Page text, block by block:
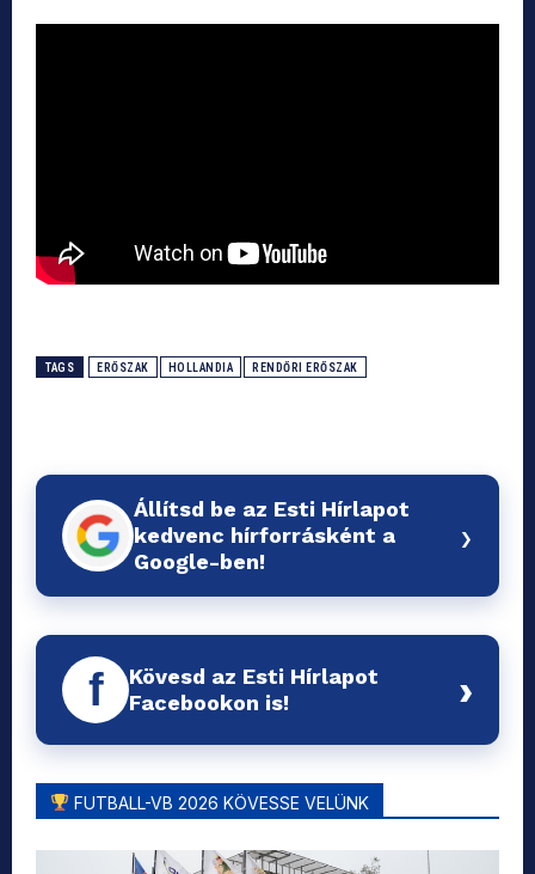
TAGS ERŐSZAK HOLLANDIA RENDŐRI ERŐSZAK
Állítsd be az Esti Hírlapot
kedvenc hírforrásként a
Google-ben!
›
f
Kövesd az Esti Hírlapot
Facebookon is!
›
FUTBALL-VB 2026 KÖVESSE VELÜNK